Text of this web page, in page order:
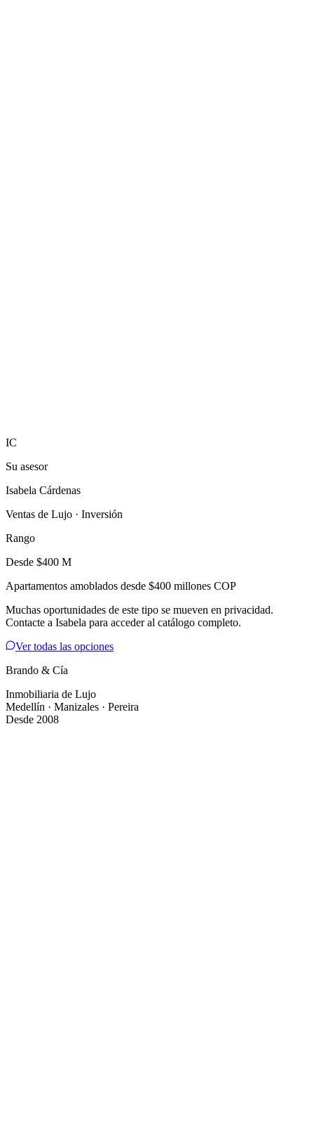
IC
Su asesor
Isabela Cárdenas
Ventas de Lujo · Inversión
Rango
Desde $400 M
Apartamentos amoblados desde $400 millones COP
Muchas oportunidades de este tipo se mueven en privacidad.
Contacte a Isabela para acceder al catálogo completo.
Ver todas las opciones
Brando & Cía
Inmobiliaria de Lujo
Medellín · Manizales · Pereira
Desde 2008